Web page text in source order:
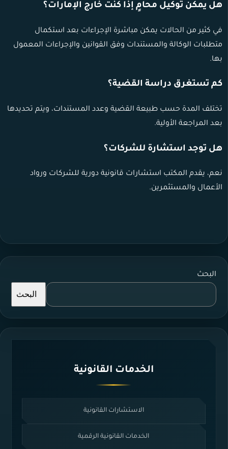
هل يمكن توكيل محامٍ إذا كنت خارج الإمارات؟
في كثير من الحالات يمكن مباشرة الإجراءات بعد استكمال
متطلبات الوكالة والمستندات وفق القوانين والإجراءات المعمول
بها.
كم تستغرق دراسة القضية؟
تختلف المدة حسب طبيعة القضية وعدد المستندات، ويتم تحديدها
بعد المراجعة الأولية.
هل توجد استشارة للشركات؟
نعم، يقدم المكتب استشارات قانونية دورية للشركات ورواد
الأعمال والمستثمرين.
البحث
البحث
الخدمات القانونية
الاستشارات القانونية
الخدمات القانونية الرقمية